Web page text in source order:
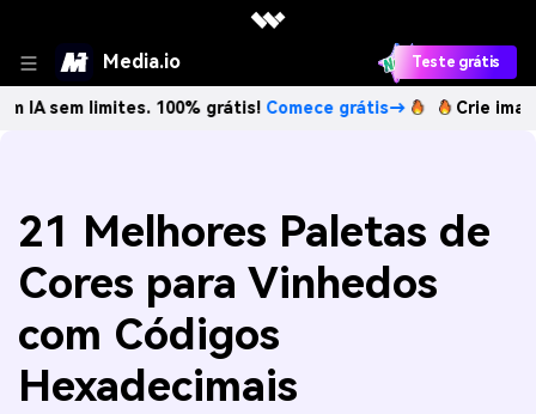
Media.io Teste grátis
limites. 100% grátis!Comece grátis→ Crie imagens
21 Melhores Paletas de
Cores para Vinhedos
com Códigos
Hexadecimais